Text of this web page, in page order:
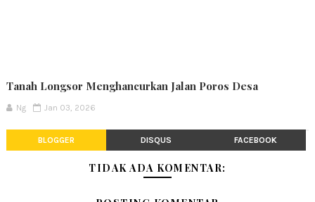
Tanah Longsor Menghancurkan Jalan Poros Desa
Ng Jan 03, 2026
BLOGGER DISQUS FACEBOOK
TIDAK ADA KOMENTAR: